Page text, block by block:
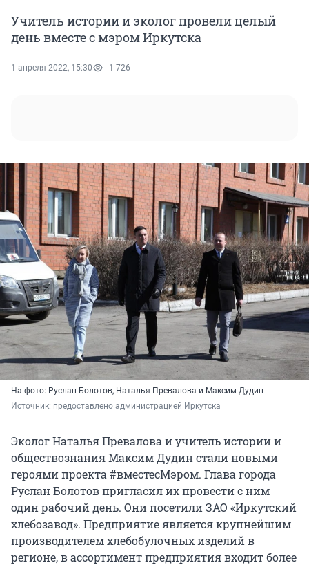
Учитель истории и эколог провели целый
день вместе с мэром Иркутска
1 апреля 2022, 15:30 1 726
На фото: Руслан Болотов, Наталья Превалова и Максим Дудин
Источник: предоставлено администрацией Иркутска
Эколог Наталья Превалова и учитель истории и
обществознания Максим Дудин стали новыми
героями проекта #вместесМэром. Глава города
Руслан Болотов пригласил их провести с ним
один рабочий день. Они посетили ЗАО «Иркутский
хлебозавод». Предприятие является крупнейшим
производителем хлебобулочных изделий в
регионе, в ассортимент предприятия входит более